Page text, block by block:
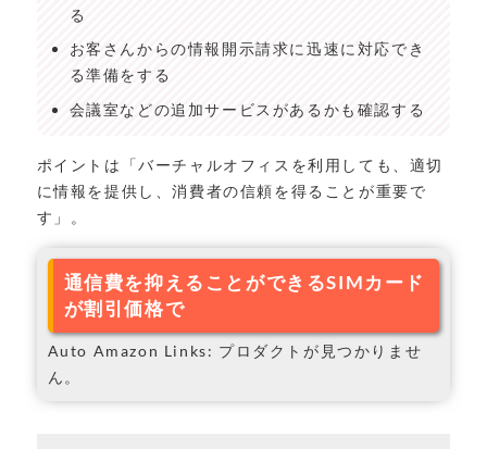
る
お客さんからの情報開示請求に迅速に対応でき
る準備をする
会議室などの追加サービスがあるかも確認する
ポイントは「バーチャルオフィスを利用しても、適切
に情報を提供し、消費者の信頼を得ることが重要で
す」。
通信費を抑えることができるSIMカード
が割引価格で
Auto Amazon Links: プロダクトが見つかりませ
ん。